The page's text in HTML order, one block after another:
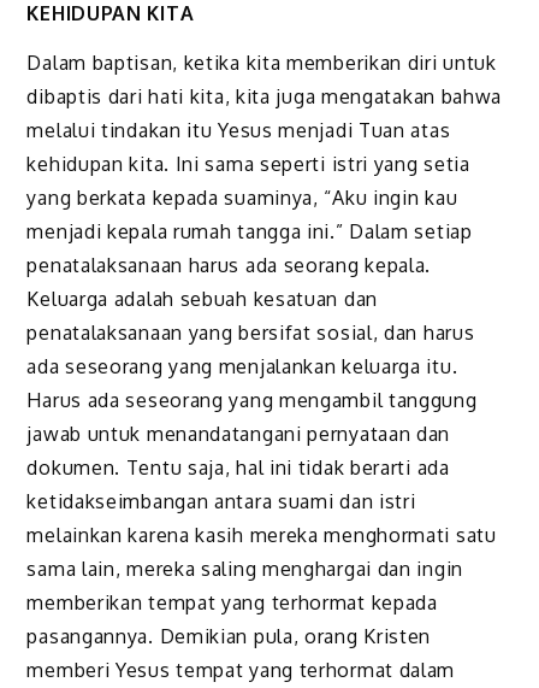
KEHIDUPAN KITA
Dalam baptisan, ketika kita memberikan diri untuk
dibaptis dari hati kita, kita juga mengatakan bahwa
melalui tindakan itu Yesus menjadi Tuan atas
kehidupan kita. Ini sama seperti istri yang setia
yang berkata kepada suaminya, “Aku ingin kau
menjadi kepala rumah tangga ini.” Dalam setiap
penatalaksanaan harus ada seorang kepala.
Keluarga adalah sebuah kesatuan dan
penatalaksanaan yang bersifat sosial, dan harus
ada seseorang yang menjalankan keluarga itu.
Harus ada seseorang yang mengambil tanggung
jawab untuk menandatangani pernyataan dan
dokumen. Tentu saja, hal ini tidak berarti ada
ketidakseimbangan antara suami dan istri
melainkan karena kasih mereka menghormati satu
sama lain, mereka saling menghargai dan ingin
memberikan tempat yang terhormat kepada
pasangannya. Demikian pula, orang Kristen
memberi Yesus tempat yang terhormat dalam